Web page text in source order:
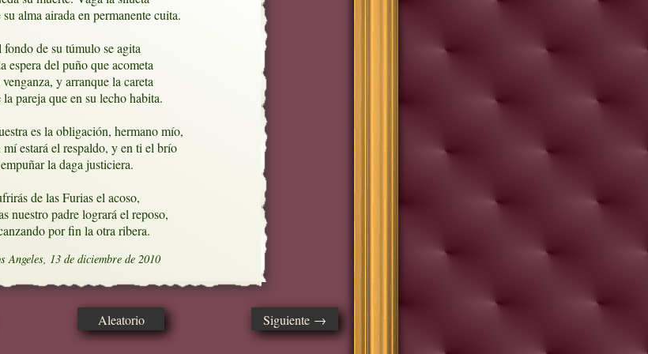
su alma airada en permanente cuita.
de su túmulo se agita
espera del puño que acometa
venganza, y arranque la careta
la pareja que en su lecho habita.
es la obligación, hermano mío,
mí estará el respaldo, y en ti el brío
la daga justiciera.
de las Furias el acoso,
nuestro padre logrará el reposo,
por fin la otra ribera.
Angeles, 13 de diciembre de 2010
Aleatorio Siguiente →